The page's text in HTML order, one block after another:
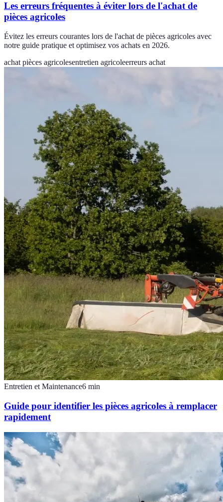
Les erreurs fréquentes à éviter lors de l'achat de
pièces agricoles
Évitez les erreurs courantes lors de l'achat de pièces agricoles avec
notre guide pratique et optimisez vos achats en 2026.
achat pièces agricolesentretien agricoleerreurs achat
Entretien et Maintenance6 min
Guide pour identifier les pièces agricoles à remplacer
rapidement